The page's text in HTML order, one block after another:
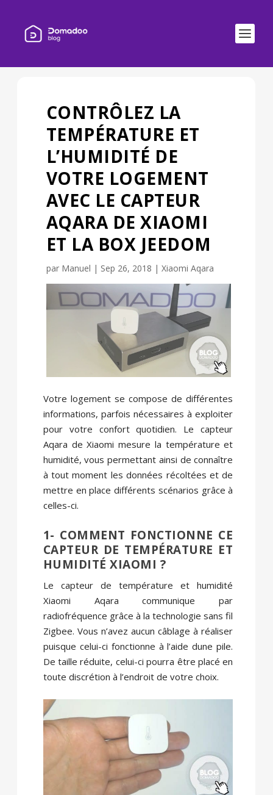
CONTRÔLEZ LA
TEMPÉRATURE ET
L’HUMIDITÉ DE
VOTRE LOGEMENT
AVEC LE CAPTEUR
AQARA DE XIAOMI
ET LA BOX JEEDOM
par Manuel | Sep 26, 2018 | Xiaomi Aqara
Votre logement se compose de différentes
informations, parfois nécessaires à exploiter
pour votre confort quotidien. Le capteur
Aqara de Xiaomi mesure la température et
humidité, vous permettant ainsi de connaître
à tout moment les données récoltées et de
mettre en place différents scénarios grâce à
celles-ci.
1- COMMENT FONCTIONNE CE
CAPTEUR DE TEMPÉRATURE ET
HUMIDITÉ XIAOMI ?
Le capteur de température et humidité
Xiaomi Aqara communique par
radiofréquence grâce à la technologie sans fil
Zigbee. Vous n’avez aucun câblage à réaliser
puisque celui-ci fonctionne à l’aide dune pile.
De taille réduite, celui-ci pourra être placé en
toute discrétion à l’endroit de votre choix.